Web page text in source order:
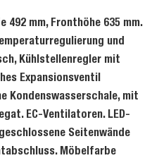
492 mm, Fronthöhe 635 mm.
und
Kühlstellenregler mit
Expansionsventil
Kondenswasserschale, mit
EC-Ventilatoren. LED-
Seitenwände
Möbelfarbe